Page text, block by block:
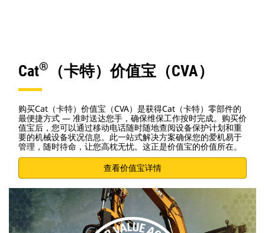
Cat® （卡特）价值宝（CVA）
购买Cat（卡特）价值宝（CVA）是获得Cat（卡特）零部件的
最便捷方式 — 准时送达您手，确保维保工作按时完成。购买价
值宝后，您可以通过移动电话随时随地查阅设备保护计划和重
要的机械设备状况信息。此一站式解决方案确保您的爱机易于
管理，随时待命，让您高枕无忧。这正是价值宝的价值所在。
查看价值宝详情